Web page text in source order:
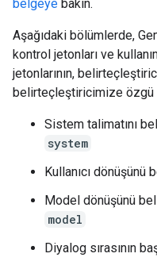
belgeye bakın.
Aşağıdaki bölümlerde,
kontrol jetonları ve
jetonlarının,
belirteçleştiricimize özgü
Sistem talimatını
system
Kullanıcı dönüşünü
Model dönüşünü
model
Diyalog sırasının